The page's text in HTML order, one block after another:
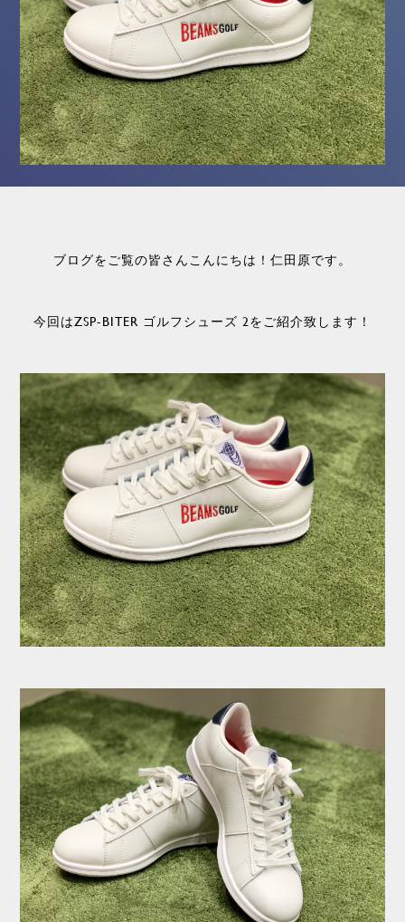
ブログをご覧の皆さんこんにちは！仁田原です。
今回はZSP-BITER ゴルフシューズ 2をご紹介致します！